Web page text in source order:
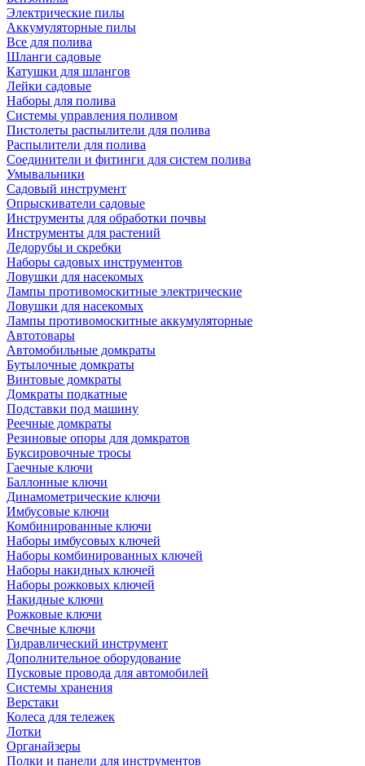
Электрические пилы
Аккумуляторные пилы
Все для полива
Шланги садовые
Катушки для шлангов
Лейки садовые
Наборы для полива
Системы управления поливом
Пистолеты распылители для полива
Распылители для полива
Соединители и фитинги для систем полива
Умывальники
Садовый инструмент
Опрыскиватели садовые
Инструменты для обработки почвы
Инструменты для растений
Ледорубы и скребки
Наборы садовых инструментов
Ловушки для насекомых
Лампы противомоскитные электрические
Ловушки для насекомых
Лампы противомоскитные аккумуляторные
Автотовары
Автомобильные домкраты
Бутылочные домкраты
Винтовые домкраты
Домкраты подкатные
Подставки под машину
Реечные домкраты
Резиновые опоры для домкратов
Буксировочные тросы
Гаечные ключи
Баллонные ключи
Динамометрические ключи
Имбусовые ключи
Комбинированные ключи
Наборы имбусовых ключей
Наборы комбинированных ключей
Наборы накидных ключей
Наборы рожковых ключей
Накидные ключи
Рожковые ключи
Свечные ключи
Гидравлический инструмент
Дополнительное оборудование
Пусковые провода для автомобилей
Системы хранения
Верстаки
Колеса для тележек
Лотки
Органайзеры
Полки и панели для инструментов